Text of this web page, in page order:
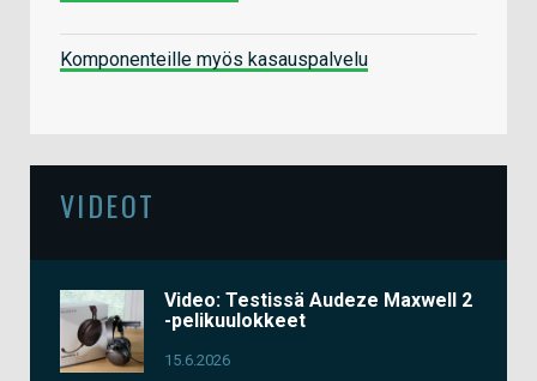
Komponenteille myös kasauspalvelu
VIDEOT
Video: Testissä Audeze Maxwell 2
-pelikuulokkeet
15.6.2026